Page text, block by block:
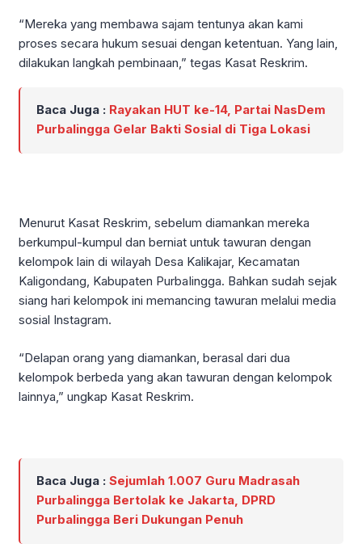
“Mereka yang membawa sajam tentunya akan kami
proses secara hukum sesuai dengan ketentuan. Yang lain,
dilakukan langkah pembinaan,” tegas Kasat Reskrim.
Baca Juga : Rayakan HUT ke-14, Partai NasDem
Purbalingga Gelar Bakti Sosial di Tiga Lokasi
Menurut Kasat Reskrim, sebelum diamankan mereka
berkumpul-kumpul dan berniat untuk tawuran dengan
kelompok lain di wilayah Desa Kalikajar, Kecamatan
Kaligondang, Kabupaten PurbaIingga. Bahkan sudah sejak
siang hari kelompok ini memancing tawuran melalui media
sosial Instagram.
“Delapan orang yang diamankan, berasal dari dua
kelompok berbeda yang akan tawuran dengan kelompok
lainnya,” ungkap Kasat Reskrim.
Baca Juga : Sejumlah 1.007 Guru Madrasah
Purbalingga Bertolak ke Jakarta, DPRD
Purbalingga Beri Dukungan Penuh